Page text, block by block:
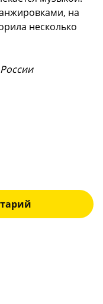
на
несколько